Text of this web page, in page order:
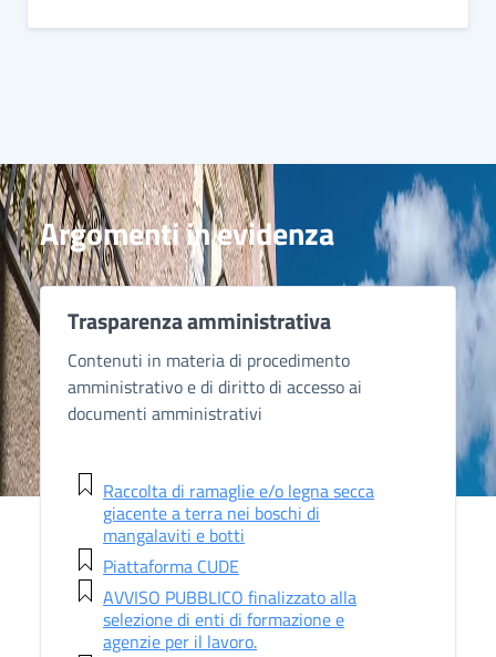
Argomenti in evidenza
Trasparenza amministrativa
Contenuti in materia di procedimento
amministrativo e di diritto di accesso ai
documenti amministrativi
Raccolta di ramaglie e/o legna secca
giacente a terra nei boschi di
mangalaviti e botti
Piattaforma CUDE
AVVISO PUBBLICO finalizzato alla
selezione di enti di formazione e
agenzie per il lavoro.